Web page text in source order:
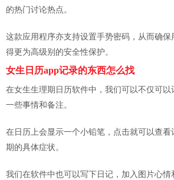
的热门讨论热点。
这款应用程序亦支持设置手势密码，从而确
得更为高级别的安全性保护。
女生日历app记录的东西怎么找
在女生生理期日历软件中，我们可以不仅可
一些事情和备注。
在日历上会显示一个小铅笔，点击就可以查
期的具体症状。
我们在软件中也可以写下日记，加入图片心